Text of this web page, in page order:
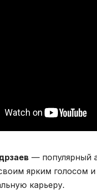
— популярный
ярким голосом
карьеру.